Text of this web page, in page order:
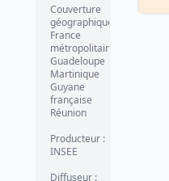
Couverture
géographique
France
métropolitaine
Guadeloupe
Martinique
Guyane
française
Réunion
Producteur :
INSEE
Diffuseur :